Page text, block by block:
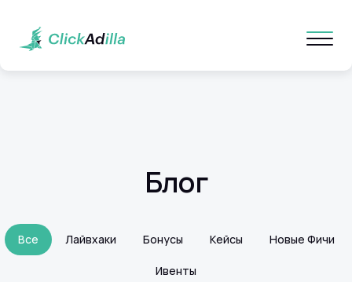
Блог
Все Лайвхаки Бонусы Кейсы Новые Фичи
Ивенты